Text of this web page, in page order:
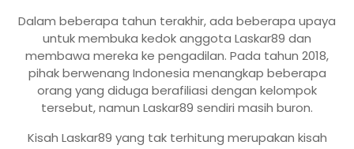
Dalam beberapa tahun terakhir, ada beberapa upaya
untuk membuka kedok anggota Laskar89 dan
membawa mereka ke pengadilan. Pada tahun 2018,
pihak berwenang Indonesia menangkap beberapa
orang yang diduga berafiliasi dengan kelompok
tersebut, namun Laskar89 sendiri masih buron.
Kisah Laskar89 yang tak terhitung merupakan kisah